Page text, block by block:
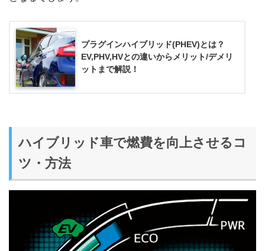
プラグインハイブリッド(PHEV)とは？
EV,PHV,HVとの違いからメリット/デメリ
ットまで解説！
ハイブリッド車で燃費を向上させるコ
ツ・方法